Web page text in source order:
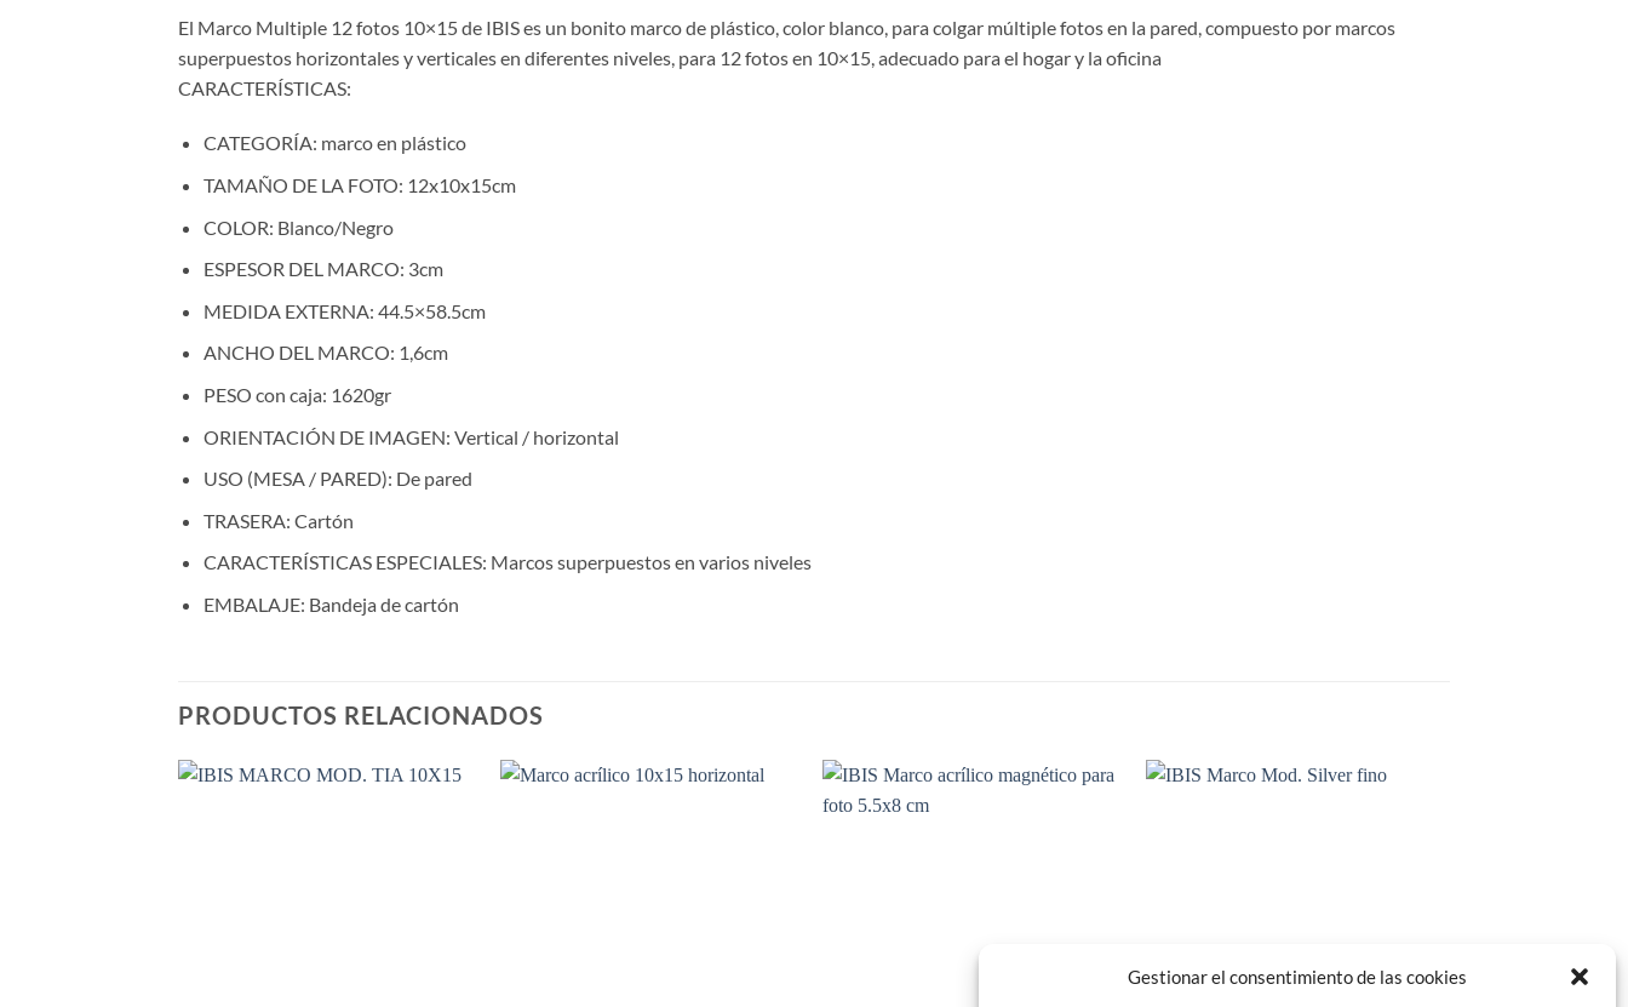
Gestionar el consentimiento de las cookies
El Marco Multiple 12 fotos 10×15 de IBIS es un bonito marco de plástico, color blanco, para colgar múltiple fotos en la pared, compuesto por marcos
superpuestos horizontales y verticales en diferentes niveles, para 12 fotos en 10×15, adecuado para el hogar y la oficina
CARACTERÍSTICAS:
CATEGORÍA: marco en plástico
TAMAÑO DE LA FOTO: 12x10x15cm
COLOR: Blanco/Negro
ESPESOR DEL MARCO: 3cm
MEDIDA EXTERNA: 44.5×58.5cm
ANCHO DEL MARCO: 1,6cm
PESO con caja: 1620gr
ORIENTACIÓN DE IMAGEN: Vertical / horizontal
USO (MESA / PARED): De pared
TRASERA: Cartón
CARACTERÍSTICAS ESPECIALES: Marcos superpuestos en varios niveles
EMBALAJE: Bandeja de cartón
PRODUCTOS RELACIONADOS